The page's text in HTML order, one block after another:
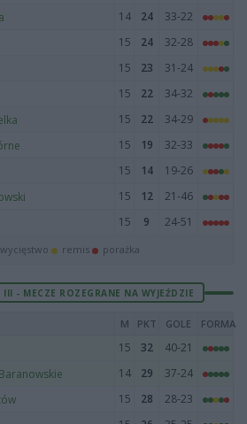
14 24
33-22
15 24
32-28
15 23
31-24
15 22
34-32
15 22
34-29
15 19
32-33
15 14
19-26
15 12
21-46
15 9 24-51
remis porażka
- MECZE ROZEGRANE NA WYJEŹDZIE
M PKT GOLE FORMA
15 32
40-21
14 29
37-24
15 28
28-23